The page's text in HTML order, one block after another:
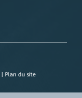
| Plan du site